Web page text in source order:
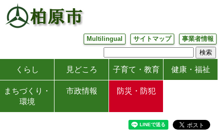
Multilingual サイトマップ 事業者情報
くらし 見どころ 子育て・教育 健康・福祉
まちづくり・
環境
市政情報 防災・防犯